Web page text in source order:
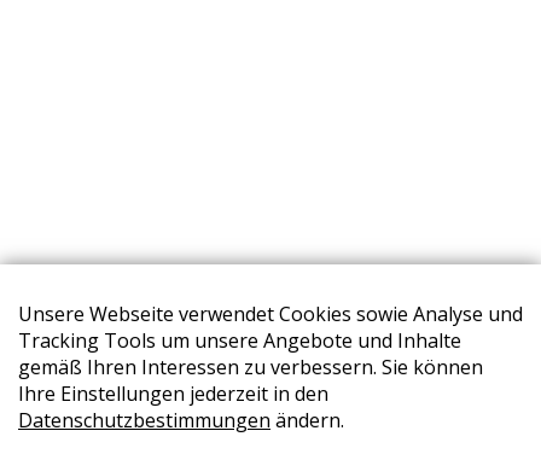
Unsere Webseite verwendet Cookies sowie Analyse und
Tracking Tools um unsere Angebote und Inhalte
gemäß Ihren Interessen zu verbessern. Sie können
Ihre Einstellungen jederzeit in den
Datenschutzbestimmungen ändern.
STORES